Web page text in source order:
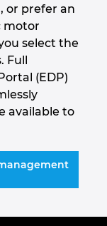
or prefer an
motor
select the
(EDP)
available to